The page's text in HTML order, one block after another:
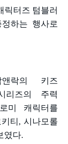
릭터즈 텀블러
하는 행사로
락의 키즈
리즈의 주력
미 캐릭터를
티 ,시나모롤
였다.